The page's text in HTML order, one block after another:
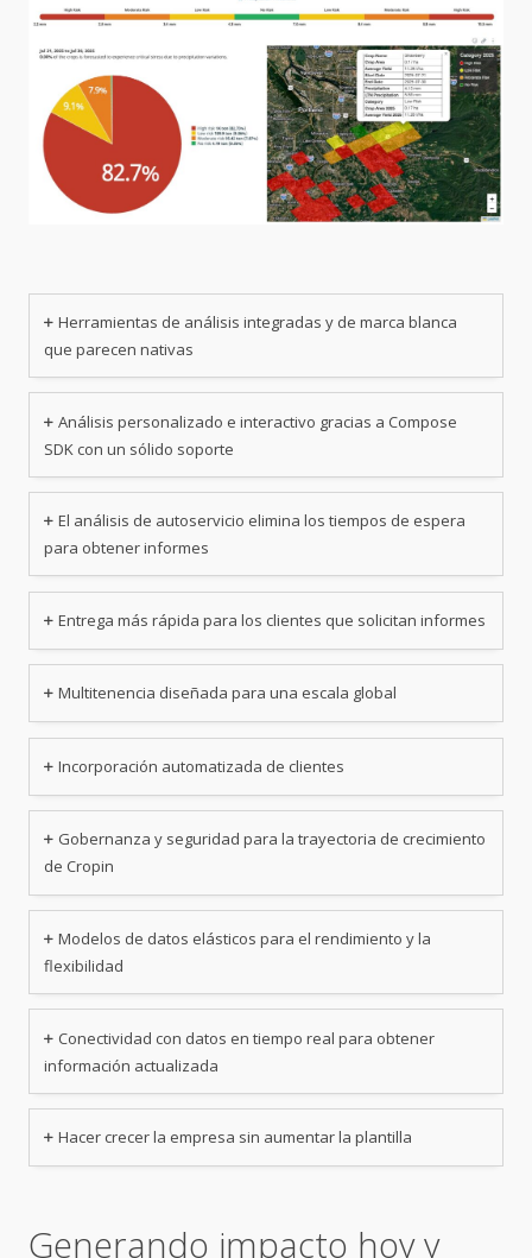
Herramientas de análisis integradas y de marca blanca
que parecen nativas
Análisis personalizado e interactivo gracias a Compose
SDK con un sólido soporte
El análisis de autoservicio elimina los tiempos de espera
para obtener informes
Entrega más rápida para los clientes que solicitan informes
Multitenencia diseñada para una escala global
Incorporación automatizada de clientes
Gobernanza y seguridad para la trayectoria de crecimiento
de Cropin
Modelos de datos elásticos para el rendimiento y la
flexibilidad
Conectividad con datos en tiempo real para obtener
información actualizada
Hacer crecer la empresa sin aumentar la plantilla
Generando impacto hoy y